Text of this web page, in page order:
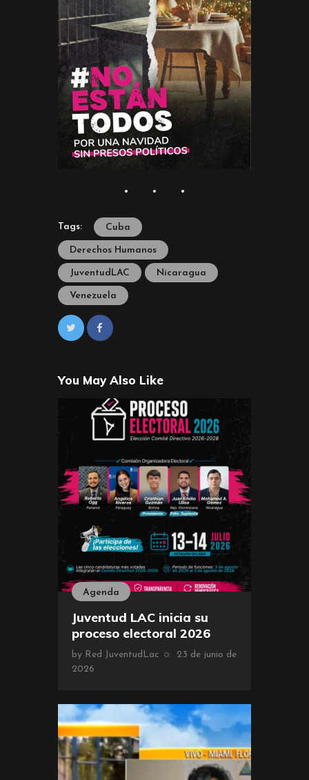
Tags: Cuba
Derechos Humanos
JuventudLAC Nicaragua
Venezuela
You May Also Like
Agenda
Juventud LAC inicia su
proceso electoral 2026
by Red JuventudLac
23 de junio de
2026